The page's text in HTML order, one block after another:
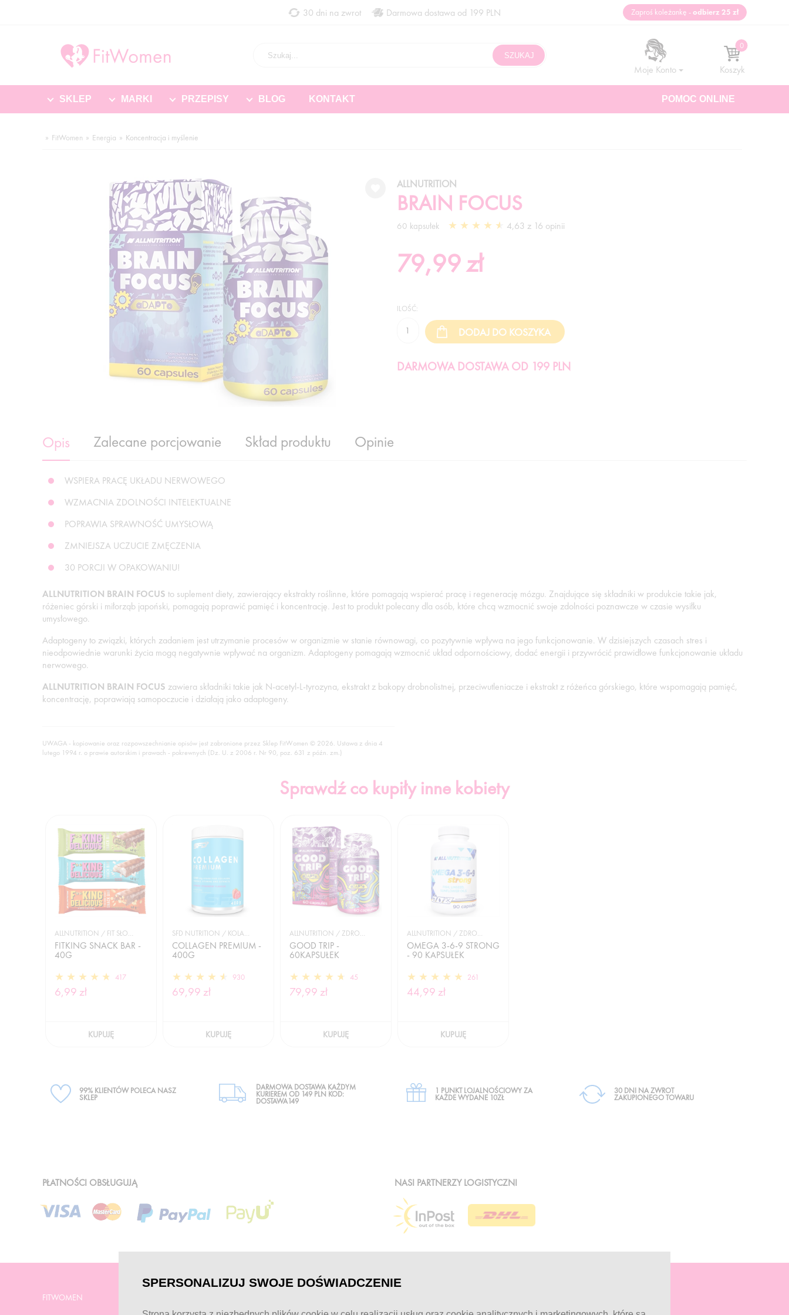
30 dni na zwrot Darmowa dostawa od 199 PLN
Koszyk
Moje Konto
SKLEP MARKI PRZEPISY BLOG KONTAKT POMOC ONLINE
Zaproś koleżankę -odbierz 25 zł
FitWomen Energia Koncentracja i myślenie
BRAIN FOCUS
ALLNUTRITION
60 kapsułek 4,63 z 16 opinii
79,99zł
ILOŚĆ:
DARMOWA DOSTAWA OD 199 PLN
Opis Zalecane porcjowanie Skład produktu Opinie
WSPIERA PRACĘ UKŁADU NERWOWEGO
WZMACNIA ZDOLNOŚCI INTELEKTUALNE
POPRAWIA SPRAWNOŚĆ UMYSŁOWĄ
ZMNIEJSZA UCZUCIE ZMĘCZENIA
30 PORCJI W OPAKOWANIU!
ALLNUTRITION BRAIN FOCUS to suplement diety, zawierający ekstrakty roślinne, które pomagają wspierać pracę i regenerację mózgu. Znajdujące się składniki w produkcie takie jak,
różeniec górski i miłorząb japoński, pomagają poprawić pamięć i koncentrację. Jest to produkt polecany dla osób, które chcą wzmocnić swoje zdolności poznawcze w czasie wysiłku
umysłowego.
Adaptogeny to związki, których zadaniem jest utrzymanie procesów w organizmie w stanie równowagi, co pozytywnie wpływa na jego funkcjonowanie. W dzisiejszych czasach stres i
nieodpowiednie warunki życia mogą negatywnie wpływać na organizm. Adaptogeny pomagają wzmocnić układ odpornościowy, dodać energii i przywrócić prawidłowe funkcjonowanie układu
nerwowego.
ALLNUTRITION BRAIN FOCUS zawiera składniki takie jak N-acetyl-L-tyrozyna, ekstrakt z bakopy drobnolistnej, przeciwutleniacze i ekstrakt z różeńca górskiego, które wspomagają pamięć,
koncentrację, poprawiają samopoczucie i działają jako adaptogeny.
UWAGA - kopiowanie oraz rozpowszechnianie opisów jest zabronione przez Sklep FitWomen © 2026. Ustawa z dnia 4
lutego 1994 r. o prawie autorskim i prawach - pokrewnych (Dz. U. z 2006 r. Nr 90, poz. 631 z późn. zm.)
Sprawdź co kupiły inne kobiety
ALLNUTRITION / FIT SŁODYCZE
FITKING SNACK BAR -
40G
417
6,99 zł
KUPUJĘ
SFD NUTRITION / KOLAGEN
COLLAGEN PREMIUM -
400G
930
69,99 zł
KUPUJĘ
ALLNUTRITION / ZDROWIE
GOOD TRIP -
60KAPSUŁEK
45
79,99 zł
KUPUJĘ
ALLNUTRITION / ZDROWIE
OMEGA 3-6-9 STRONG
- 90 KAPSUŁEK
261
44,99 zł
KUPUJĘ
99% KLIENTÓW POLECA NASZ
SKLEP
DARMOWA DOSTAWA KAŻDYM
KURIEREM OD 149 PLN KOD:
DOSTAWA149
1 PUNKT LOJALNOŚCIOWY ZA
KAŻDE WYDANE 10ZŁ
30 DNI NA ZWROT
ZAKUPIONEGO TOWARU
PŁATNOŚCI OBSŁUGUJĄ NASI PARTNERZY LOGISTYCZNI
FITWOMEN
SPERSONALIZUJ SWOJE DOŚWIADCZENIE